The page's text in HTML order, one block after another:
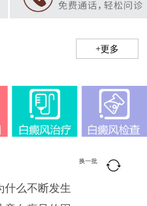
+更多
换一批
什么不断发生